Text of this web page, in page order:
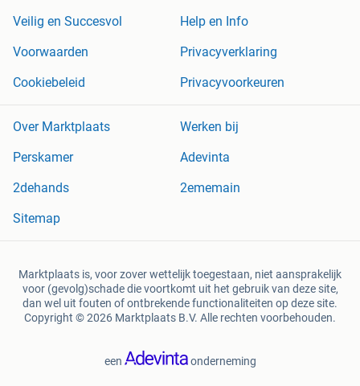
Veilig en Succesvol
Help en Info
Voorwaarden
Privacyverklaring
Cookiebeleid
Privacyvoorkeuren
Over Marktplaats
Werken bij
Perskamer
Adevinta
2dehands
2ememain
Sitemap
Marktplaats is, voor zover wettelijk toegestaan, niet aansprakelijk
voor (gevolg)schade die voortkomt uit het gebruik van deze site,
dan wel uit fouten of ontbrekende functionaliteiten op deze site.
Copyright © 2026 Marktplaats B.V. Alle rechten voorbehouden.
een onderneming